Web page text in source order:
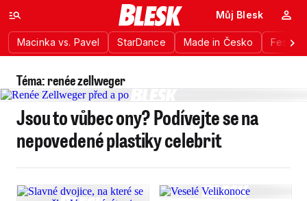
Macinka vs. Pavel StarDance Made in Česko
Můj Blesk
Téma: renée zellweger
Jsou to vůbec ony? Podívejte se na
nepovedené plastiky celebrit